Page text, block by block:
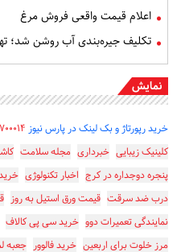
اعلام قیمت واقعی فروش مرغ
تکلیف جیره‌بندی آب روشن شد؛
نمایش
خرید رپورتاژ و بک لینک در پارس نیوز
کلینیک زیبایی خبرداری مجله سلامت
پنجره دوجداره در کرج اخبار تکنولوژی
درب ضد سرقت قیمت ورق استیل به روز
نمایندگی تعمیرات دوو خرید سی پی کالاف
مرز خلوت برای اربعین خرید فالوور جعبه